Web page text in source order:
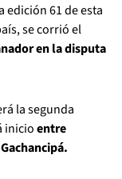
edición 61 de esta
se corrió el
en la disputa
la segunda
inicioentre